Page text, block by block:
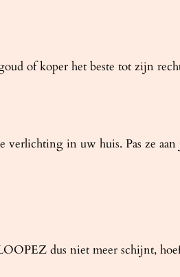
of koper het beste tot zijn
in uw huis. Pas ze aan
dus niet meer schijnt,